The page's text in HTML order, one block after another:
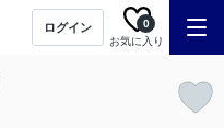
ログイン
お気に入り
0